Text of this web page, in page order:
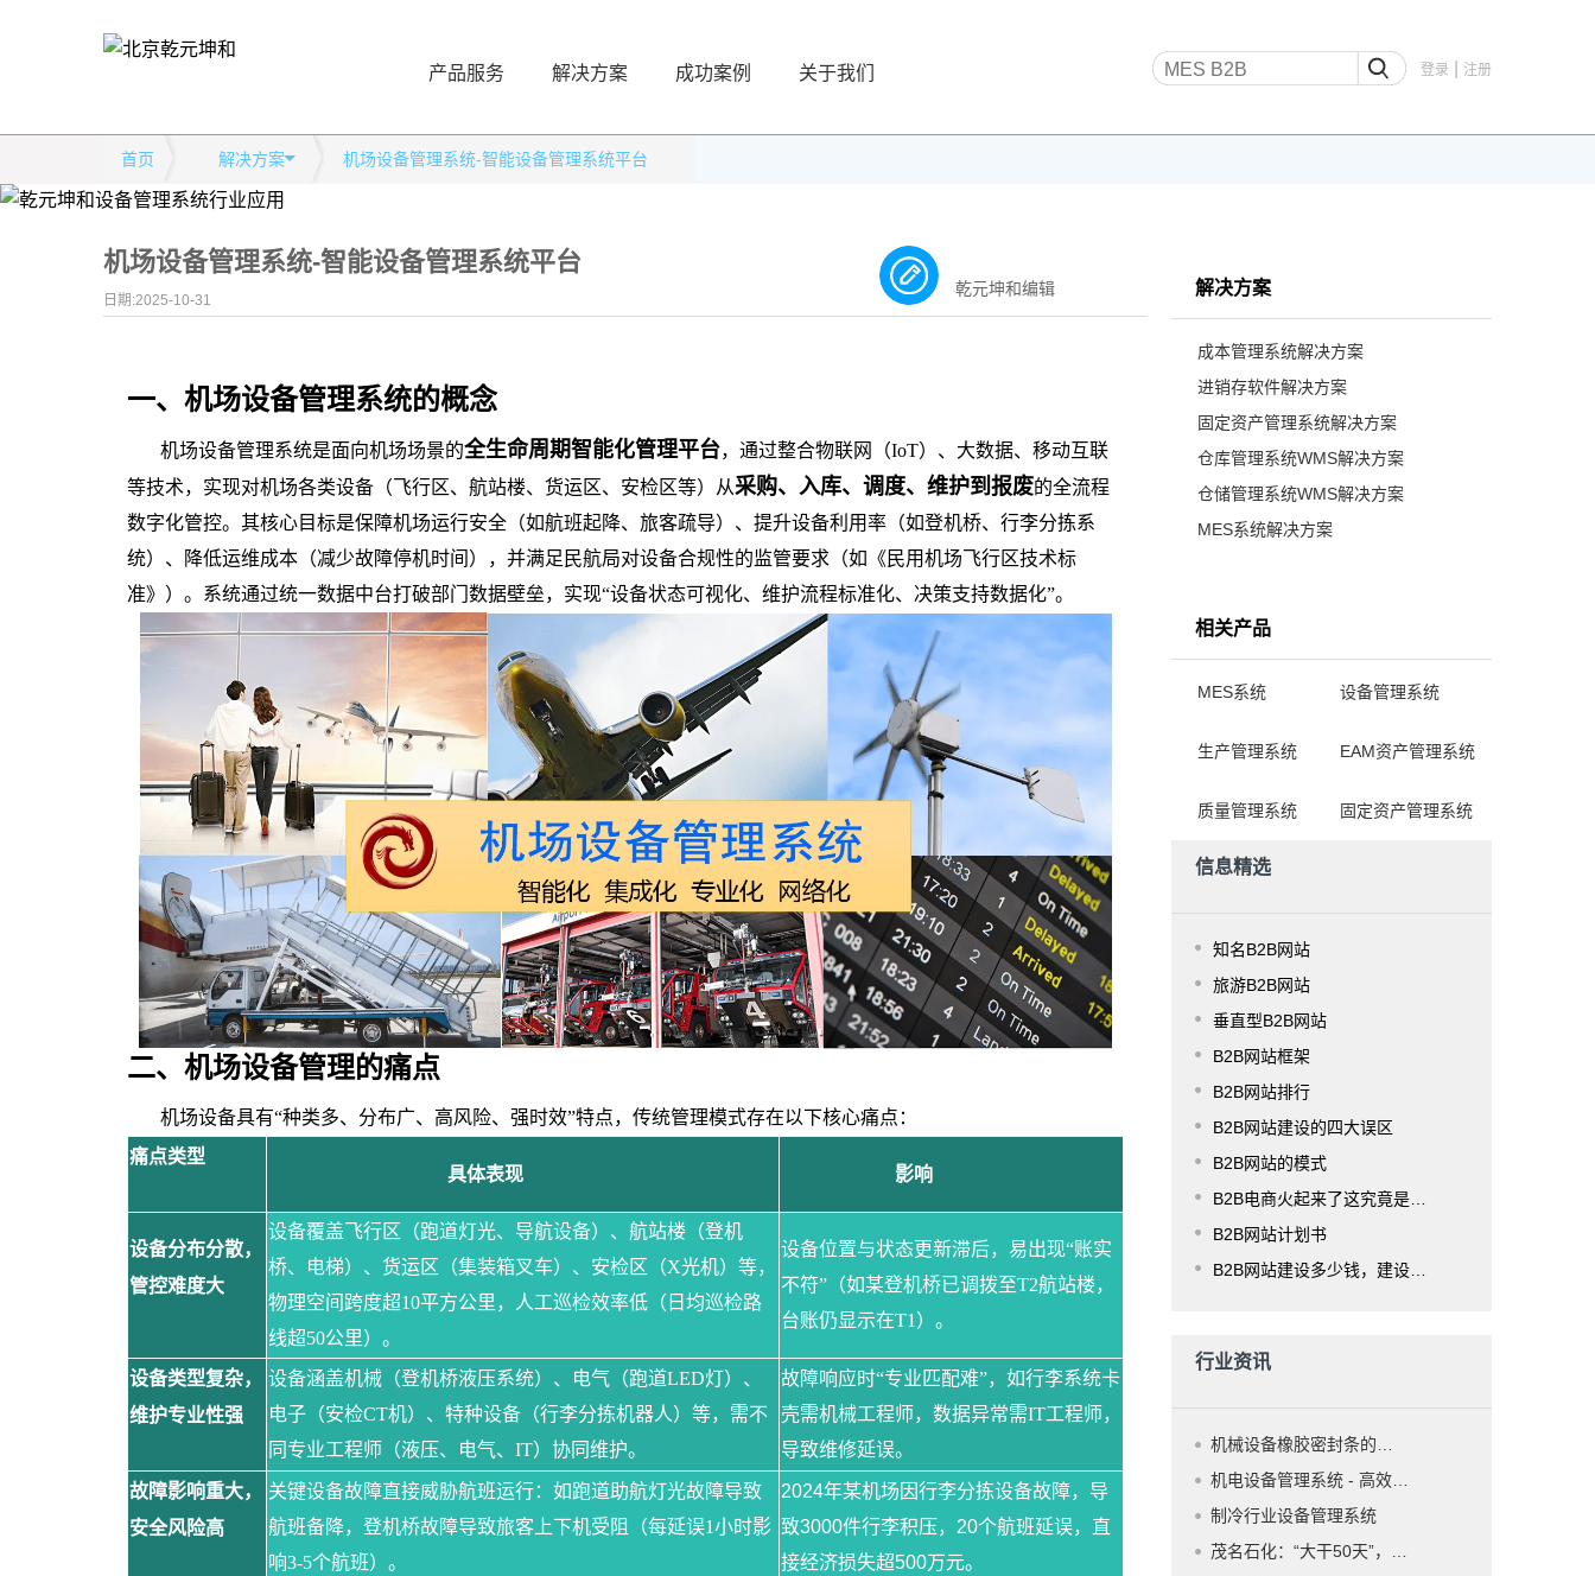
产品服务 解决方案 成功案例 关于我们 登录 注册
首页 解决方案 机场设备管理系统-智能设备管理系统平台
机场设备管理系统-智能设备管理系统平台
日期:2025-10-31
乾元坤和编辑
一、机场设备管理系统的概念
机场设备管理系统是面向机场场景的全生命周期智能化管理平台，通过整合物联网（IoT）、大数据、移动互联
等技术，实现对机场各类设备（飞行区、航站楼、货运区、安检区等）从采购、入库、调度、维护到报废的全流程
数字化管控。其核心目标是保障机场运行安全（如航班起降、旅客疏导）、提升设备利用率（如登机桥、行李分拣系
统）、降低运维成本（减少故障停机时间），并满足民航局对设备合规性的监管要求（如《民用机场飞行区技术标
准》）。系统通过统一数据中台打破部门数据壁垒，实现“设备状态可视化、维护流程标准化、决策支持数据化”。
二、机场设备管理的痛点
机场设备具有“种类多、分布广、高风险、强时效”特点，传统管理模式存在以下核心痛点：
痛点类型
具体表现
影响
设备分布分散，
管控难度大
设备覆盖飞行区（跑道灯光、导航设备）、航站楼（登机
桥、电梯）、货运区（集装箱叉车）、安检区（X光机）等，
物理空间跨度超10平方公里，人工巡检效率低（日均巡检路
线超50公里）。
设备位置与状态更新滞后，易出现“账实
不符”（如某登机桥已调拨至T2航站楼，
台账仍显示在T1）。
设备类型复杂，
维护专业性强
设备涵盖机械（登机桥液压系统）、电气（跑道LED灯）、
电子（安检CT机）、特种设备（行李分拣机器人）等，需不
同专业工程师（液压、电气、IT）协同维护。
故障响应时“专业匹配难”，如行李系统卡
壳需机械工程师，数据异常需IT工程师，
导致维修延误。
故障影响重大，
安全风险高
关键设备故障直接威胁航班运行：如跑道助航灯光故障导致
航班备降，登机桥故障导致旅客上下机受阻（每延误1小时影
响3-5个航班）。
2024年某机场因行李分拣设备故障，导
致3000件行李积压，20个航班延误，直
接经济损失超500万元。
解决方案
成本管理系统解决方案
进销存软件解决方案
固定资产管理系统解决方案
仓库管理系统WMS解决方案
仓储管理系统WMS解决方案
MES系统解决方案
相关产品
MES系统 设备管理系统
生产管理系统 EAM资产管理系统
质量管理系统 固定资产管理系统
信息精选
知名B2B网站
旅游B2B网站
垂直型B2B网站
B2B网站框架
B2B网站排行
B2B网站建设的四大误区
B2B网站的模式
B2B电商火起来了这究竟是为什么？
B2B网站计划书
B2B网站建设多少钱，建设费用是多少？
行业资讯
机械设备橡胶密封条的特点及 性能
机电设备管理系统 - 高效的设备管理解决方案
制冷行业设备管理系统
茂名石化：“大干50天”，设备管理系统勇争先